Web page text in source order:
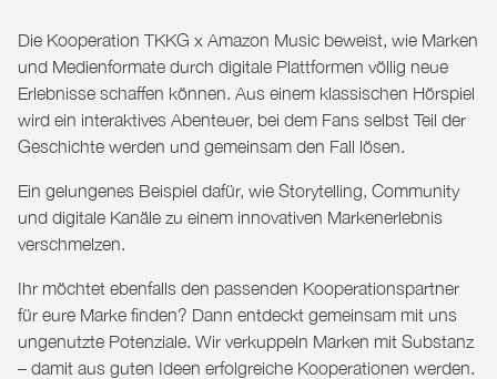
Die Kooperation TKKG x Amazon Music beweist, wie Marken
und Medienformate durch digitale Plattformen völlig neue
Erlebnisse schaffen können. Aus einem klassischen Hörspiel
wird ein interaktives Abenteuer, bei dem Fans selbst Teil der
Geschichte werden und gemeinsam den Fall lösen.
Ein gelungenes Beispiel dafür, wie Storytelling, Community
und digitale Kanäle zu einem innovativen Markenerlebnis
verschmelzen.
Ihr möchtet ebenfalls den passenden Kooperationspartner
für eure Marke finden? Dann entdeckt gemeinsam mit uns
ungenutzte Potenziale. Wir verkuppeln Marken mit Substanz
– damit aus guten Ideen erfolgreiche Kooperationen werden.